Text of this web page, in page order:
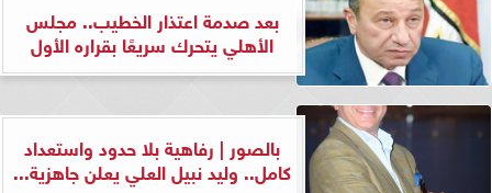
بعد صدمة اعتذار الخطيب.. مجلس
الأهلي يتحرك سريعًا بقراره الأول
بالصور | رفاهية بلا حدود واستعداد
كامل.. وليد نبيل العلي يعلن جاهزية...